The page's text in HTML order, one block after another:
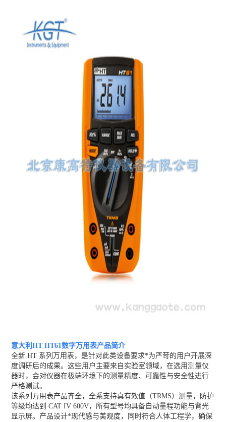
意大利HT HT61数字万用表产品简介
全新 HT 系列万用表，是针对此类设备要求*为严苛的用户开展深
度调研后的成果。这些用户主要来自实验室领域，在选用测量仪
器时，会对仪器在极端环境下的测量精度、可靠性与安全性进行
严格测试。
该系列万用表产品齐全，全系支持真有效值（TRMS）测量，防护
等级均达到 CAT IV 600V，所有型号均具备自动量程功能与背光
显示屏。产品设计*现代感与美观度，同时符合人体工程学，确保